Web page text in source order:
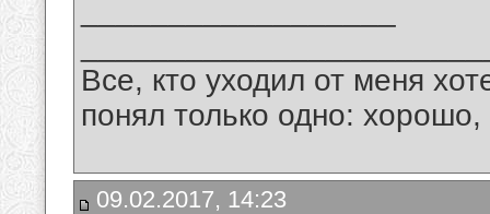
Все, кто уходил от меня
понял только одно:
09.02.2017, 14:23